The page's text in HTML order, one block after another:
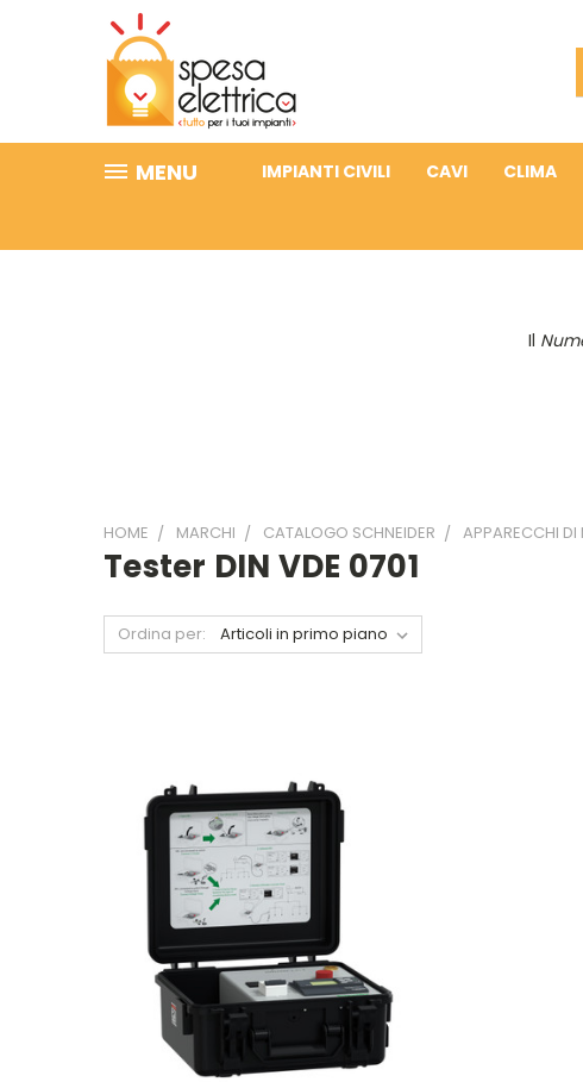
MENU IMPIANTI CIVILI CAVI CLIMA
Il
HOME MARCHI CATALOGO SCHNEIDER APPARECCHI DI
Tester DIN VDE 0701
Ordina per: